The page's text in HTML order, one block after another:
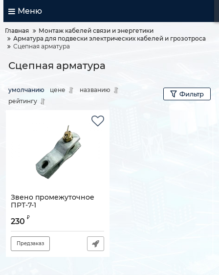
Меню
Главная
Монтаж кабелей связи и энергетики
Арматура для подвески электрических кабелей и грозотроса
Сцепная арматура
Сцепная арматура
умолчанию цене
названию
рейтингу
Фильтр
Звено промежуточное
ПРТ-7-1
Артикул:
230 ₽
Предзаказ